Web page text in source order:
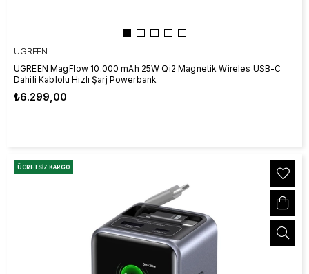
UGREEN
UGREEN MagFlow 10.000 mAh 25W Qi2 Magnetik Wireles USB-C
Dahili Kablolu Hızlı Şarj Powerbank
₺6.299,00
ÜCRETSIZ KARGO